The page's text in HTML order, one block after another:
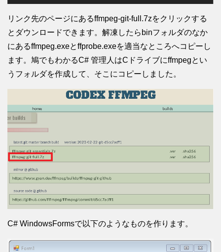
リンク先のページにあるffmpeg-git-full.7zをクリックする
とダウンロードできます。解凍したらbinフォルダのなか
にあるffmpeg.exeとffprobe.exeを適当なところへコピーし
ます。鳩でもわかるC# 管理人はCドライブにffmpegとい
うフォルダを作成して、そこにコピーしました。
C# WindowsFormsで以下のようなものを作ります。